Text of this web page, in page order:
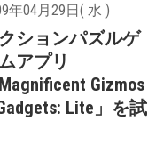
年04月29日( 水 )
ションパズルゲ
アプリ
Magnificent Gizmos
Lite」を試